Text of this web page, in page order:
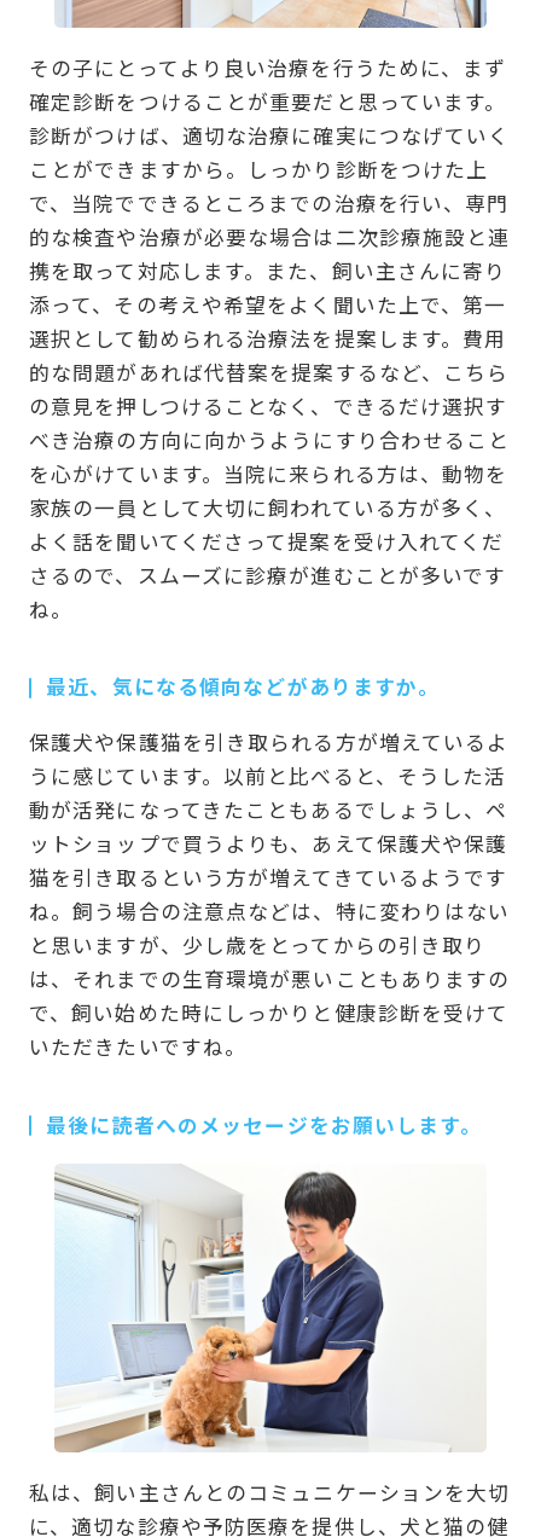
その子にとってより良い治療を行うために、まず
確定診断をつけることが重要だと思っています。
診断がつけば、適切な治療に確実につなげていく
ことができますから。しっかり診断をつけた上
で、当院でできるところまでの治療を行い、専門
的な検査や治療が必要な場合は二次診療施設と連
携を取って対応します。また、飼い主さんに寄り
添って、その考えや希望をよく聞いた上で、第一
選択として勧められる治療法を提案します。費用
的な問題があれば代替案を提案するなど、こちら
の意見を押しつけることなく、できるだけ選択す
べき治療の方向に向かうようにすり合わせること
を心がけています。当院に来られる方は、動物を
家族の一員として大切に飼われている方が多く、
よく話を聞いてくださって提案を受け入れてくだ
さるので、スムーズに診療が進むことが多いです
ね。
最近、気になる傾向などがありますか。
保護犬や保護猫を引き取られる方が増えているよ
うに感じています。以前と比べると、そうした活
動が活発になってきたこともあるでしょうし、ペ
ットショップで買うよりも、あえて保護犬や保護
猫を引き取るという方が増えてきているようです
ね。飼う場合の注意点などは、特に変わりはない
と思いますが、少し歳をとってからの引き取り
は、それまでの生育環境が悪いこともありますの
で、飼い始めた時にしっかりと健康診断を受けて
いただきたいですね。
最後に読者へのメッセージをお願いします。
私は、飼い主さんとのコミュニケーションを大切
に、適切な診療や予防医療を提供し、犬と猫の健